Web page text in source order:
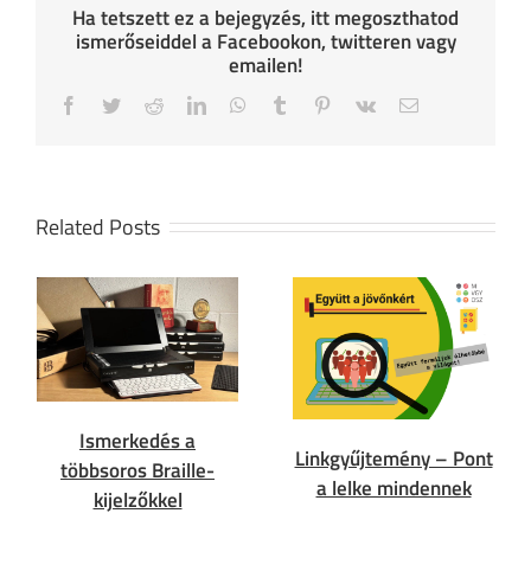
Ha tetszett ez a bejegyzés, itt megoszthatod
ismerőseiddel a Facebookon, twitteren vagy
emailen!
Facebook
TwitterRedditLinkedInWhatsApp
Tumblr Pinterest
Vk Email
Related Posts
Ismerkedés a
többsoros Braille-
kijelzőkkel
Linkgyűjtemény – Pont
a lelke mindennek